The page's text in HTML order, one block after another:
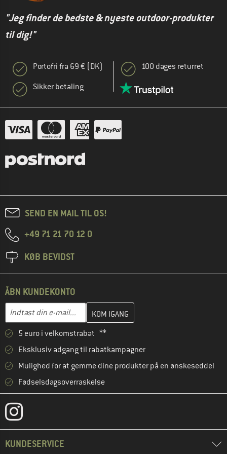
"Jeg finder de bedste & nyeste outdoor-produkter
til dig!"
Portofri fra 69 € (DK)
Sikker betaling
100 dages returret
SEND EN MAIL TIL OS!
+49 71 21 70 12 0
KØB BEVIDST
ÅBN KUNDEKONTO
Indtast din e-mail...
Indtast din e-mailadresse her, og opret i næste trin din
5 euro i velkomstrabat **
Eksklusiv adgang til rabatkampagner
Mulighed for at gemme dine produkter på en ønskeseddel
Fødselsdagsoverraskelse
KUNDESERVICE